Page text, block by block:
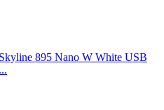
895 Nano W White USB